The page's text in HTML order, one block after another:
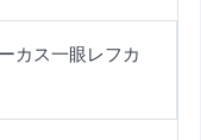
カス一眼レフカ